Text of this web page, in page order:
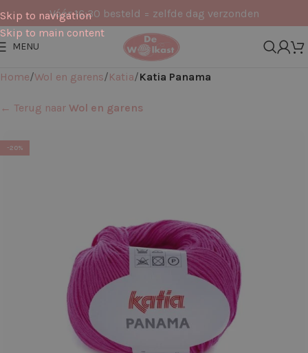
Skip to navigation
Skip to main content
Vóór 16:30 besteld = zelfde dag verzonden
MENU
Home Wol en garens Katia Katia Panama
← Terug naar Wol en garens
-20%